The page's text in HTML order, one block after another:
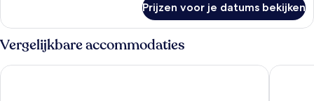
kamer
(Staubbach
Top)
Prijzen voor je datums bekijken
Vergelijkbare accommodaties
Hotel Mürren Palace Hotel